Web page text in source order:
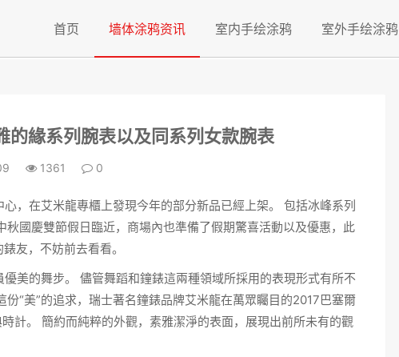
首页 墙体涂鸦资讯 室内手绘涂鸦 室外手绘涂鸦
的緣系列腕表以及同系列女款腕表
1361 0
心，在艾米龍專櫃上發現今年的部分新品已經上架。 包括冰峰系列
國慶雙節假日臨近，商場內也準備了假期驚喜活動以及優惠，此
友，不妨前去看看。
美的舞步。 儘管舞蹈和鐘錶這兩種領域所採用的表現形式有所不
“美”的追求，瑞士著名鐘錶品牌艾米龍在萬眾矚目的2017巴塞爾
計。 簡約而純粹的外觀，素雅潔淨的表面，展現出前所未有的觀